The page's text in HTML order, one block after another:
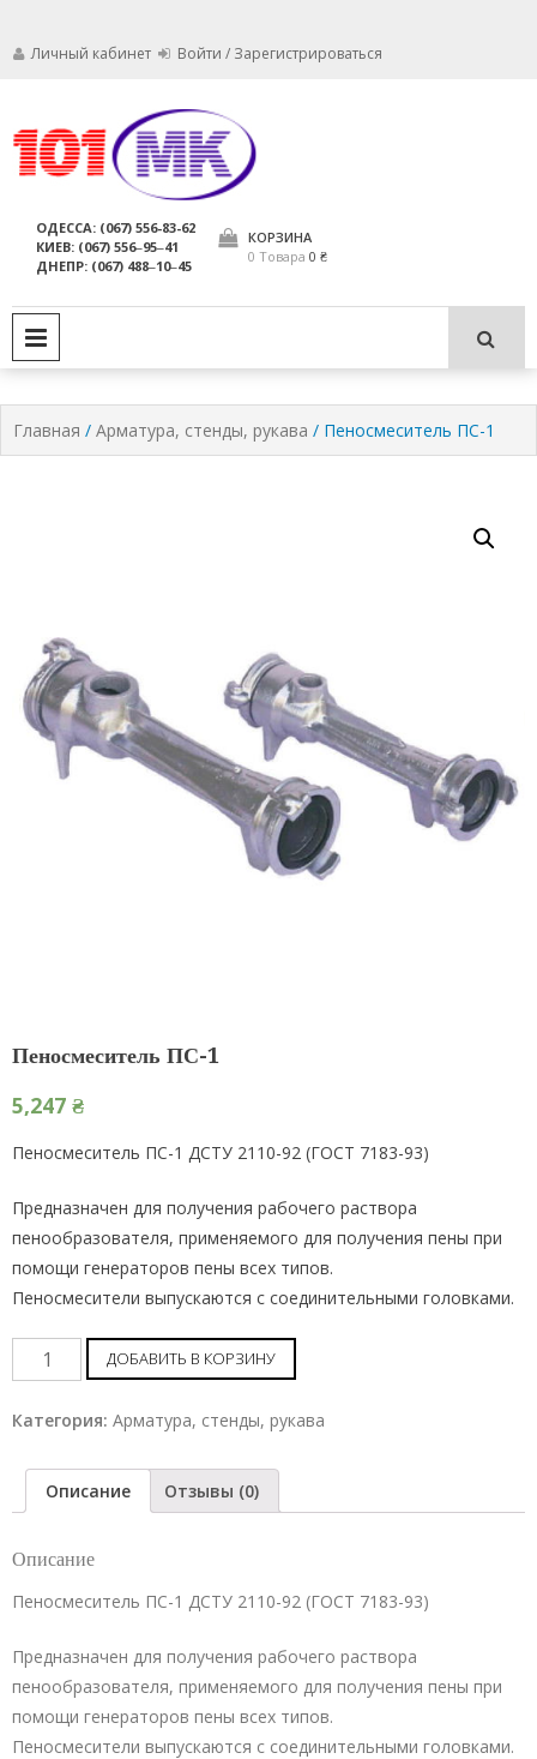
Личный кабинет Войти / Зарегистрироваться
компания МАРКО
пригодны для использования по
назначению.
ОДЕССА: (067) 556-83-62
КИЕВ: (067) 556‒95‒41
ДНЕПР: (067) 488‒10‒45
КОРЗИНА
0 Товара 0 ₴
Главная / Арматура, стенды, рукава / Пеносмеситель ПС-1
Пеносмеситель ПС-1
5,247 ₴
Пеносмеситель ПС-1 ДСТУ 2110-92 (ГОСТ 7183-93)
Предназначен для получения рабочего раствора
пенообразователя, применяемого для получения пены при
помощи генераторов пены всех типов.
Пеносмесители выпускаются с соединительными головками.
Пеносмеситель
ПС-1
шт
ДОБАВИТЬ В КОРЗИНУ
Категория: Арматура, стенды, рукава
Описание Отзывы (0)
Описание
Пеносмеситель ПС-1 ДСТУ 2110-92 (ГОСТ 7183-93)
Предназначен для получения рабочего раствора
пенообразователя, применяемого для получения пены при
помощи генераторов пены всех типов.
Пеносмесители выпускаются с соединительными головками.